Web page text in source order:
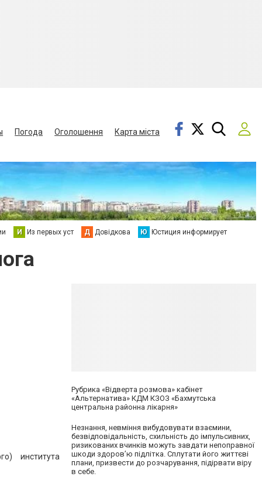
Погода Оголошення
Карта міста
И Из первых уст Д Довідкова Ю Юстиция информирует
института
Рубрика «Відверта розмова» кабінет
«Альтернатива» КДМ КЗОЗ «Бахмутська
центральна районна лікарня»
Незнання, невміння вибудовувати взаємини,
безвідповідальність, схильність до імпульсивних,
ризикованих вчинків можуть завдати непоправної
шкоди здоров’ю підлітка. Сплутати його життєві
плани, призвести до розчарування, підірвати віру
в себе.